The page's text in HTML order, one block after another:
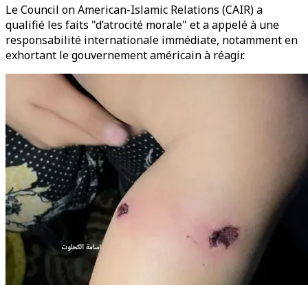
Le Council on American-Islamic Relations (CAIR) a
qualifié les faits "d’atrocité morale" et a appelé à une
responsabilité internationale immédiate, notamment en
exhortant le gouvernement américain à réagir.